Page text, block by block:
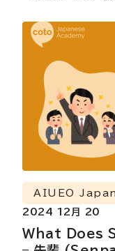
What Does
AIUEO
2024 12月 20